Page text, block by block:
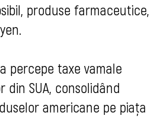
produse farmaceutice,
percepe taxe vamale
SUA, consolidând
americane pe piața